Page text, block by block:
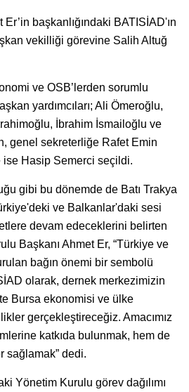
Er’in başkanlığındaki BATISİAD'ın
vekilliği görevine Salih Altuğ
ve OSB’lerden sorumlu
yardımcıları; Ali Ömeroğlu,
İbrahim İsmailoğlu ve
genel sekreterliğe Rafet Emin
ise Hasip Semerci seçildi.
gibi bu dönemde de Batı Trakya
ve Balkanlar'daki sesi
devam edeceklerini belirten
Başkanı Ahmet Er, “Türkiye ve
bağın önemi bir sembolü
olarak, dernek merkezimizin
Bursa ekonomisi ve ülke
gerçekleştireceğiz. Amacımız
katkıda bulunmak, hem de
sağlamak” dedi.
Yönetim Kurulu görev dağılımı